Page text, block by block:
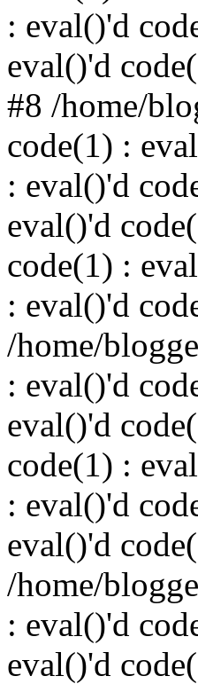
: eval()'d
eval()'d
#8 /home/
code(1) :
: eval()'d
eval()'d
code(1) :
: eval()'d
/home/
: eval()'d
eval()'d
code(1) :
: eval()'d
eval()'d
/home/
: eval()'d
eval()'d